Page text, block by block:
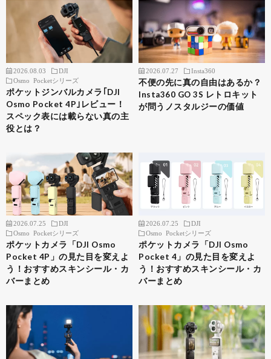
2026.08.03
DJI
Osmo Pocketシリーズ
ポケットジンバルカメラ｢DJI
Osmo Pocket 4P｣レビュー！
スペック表には載らない真の主
役とは？
2026.07.27 Insta360
不便の先に真の自由はあるか？
Insta360 GO 3S レトロキット
が問うノスタルジーの価値
2026.07.25
DJI
Osmo Pocketシリーズ
ポケットカメラ「DJI Osmo
Pocket 4P」の見た目を変えよ
う！おすすめスキンシール・カ
バーまとめ
2026.07.25
DJI
Osmo Pocketシリーズ
ポケットカメラ「DJI Osmo
Pocket 4」の見た目を変えよ
う！おすすめスキンシール・カ
バーまとめ